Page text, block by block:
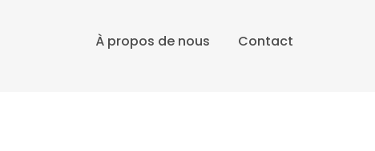
À propos de nous Contact